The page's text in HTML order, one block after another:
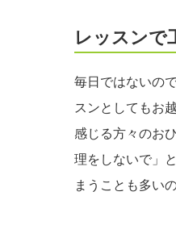
レッスンで
毎日ではないの
スンとしてもお
感じる方々のお
理をしないで」
まうことも多い